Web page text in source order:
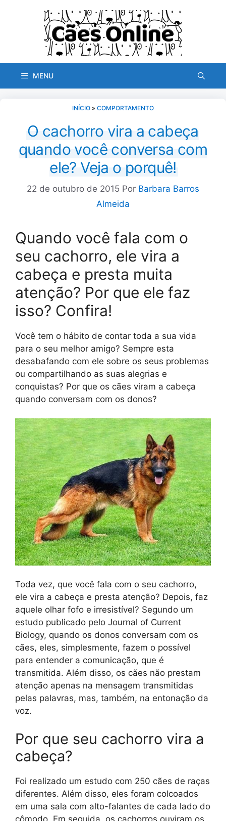
MENU
INÍCIO » COMPORTAMENTO
O cachorro vira a cabeça
quando você conversa com
ele? Veja o porquê!
22 de outubro de 2015 Por Barbara Barros
Almeida
Quando você fala com o
seu cachorro, ele vira a
cabeça e presta muita
atenção? Por que ele faz
isso? Confira!
Você tem o hábito de contar toda a sua vida
para o seu melhor amigo? Sempre esta
desabafando com ele sobre os seus problemas
ou compartilhando as suas alegrias e
conquistas? Por que os cães viram a cabeça
quando conversam com os donos?
Toda vez, que você fala com o seu cachorro,
ele vira a cabeça e presta atenção? Depois, faz
aquele olhar fofo e irresistível? Segundo um
estudo publicado pelo Journal of Current
Biology, quando os donos conversam com os
cães, eles, simplesmente, fazem o possível
para entender a comunicação, que é
transmitida. Além disso, os cães não prestam
atenção apenas na mensagem transmitidas
pelas palavras, mas, também, na entonação da
voz.
Por que seu cachorro vira a
cabeça?
Foi realizado um estudo com 250 cães de raças
diferentes. Além disso, eles foram colcoados
em uma sala com alto-falantes de cada lado do
cômodo. Em seguida, os cachorros ouviram os